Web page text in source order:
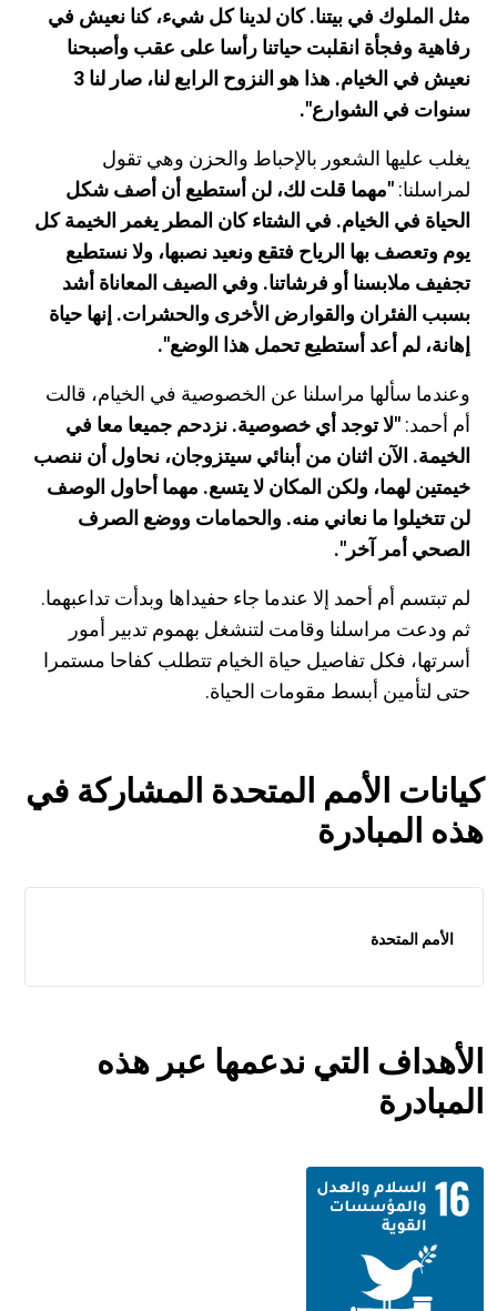
مثل الملوك في بيتنا. كان لدينا كل شيء، كنا نعيش في
رفاهية وفجأة انقلبت حياتنا رأسا على عقب وأصبحنا
نعيش في الخيام. هذا هو النزوح الرابع لنا، صار لنا 3
سنوات في الشوارع".
يغلب عليها الشعور بالإحباط والحزن وهي تقول
لمراسلنا: "مهما قلت لك، لن أستطيع أن أصف شكل
الحياة في الخيام. في الشتاء كان المطر يغمر الخيمة كل
يوم وتعصف بها الرياح فتقع ونعيد نصبها، ولا نستطيع
تجفيف ملابسنا أو فرشاتنا. وفي الصيف المعاناة أشد
بسبب الفئران والقوارض الأخرى والحشرات. إنها حياة
إهانة، لم أعد أستطيع تحمل هذا الوضع".
وعندما سألها مراسلنا عن الخصوصية في الخيام، قالت
أم أحمد: "لا توجد أي خصوصية. نزدحم جميعا معا في
الخيمة. الآن اثنان من أبنائي سيتزوجان، نحاول أن ننصب
خيمتين لهما، ولكن المكان لا يتسع. مهما أحاول الوصف
لن تتخيلوا ما نعاني منه. والحمامات ووضع الصرف
الصحي أمر آخر".
لم تبتسم أم أحمد إلا عندما جاء حفيداها وبدأت تداعبهما.
ثم ودعت مراسلنا وقامت لتنشغل بهموم تدبير أمور
أسرتها، فكل تفاصيل حياة الخيام تتطلب كفاحا مستمرا
حتى لتأمين أبسط مقومات الحياة.
كيانات الأمم المتحدة المشاركة في
هذه المبادرة
الأمم المتحدة
الأهداف التي ندعمها عبر هذه
المبادرة